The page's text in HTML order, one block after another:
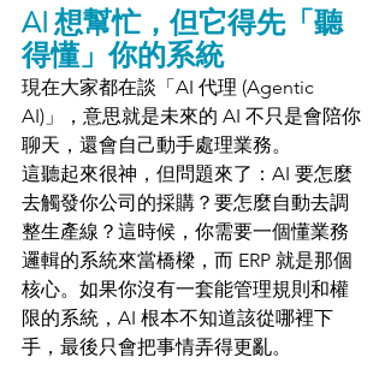
AI 想幫忙，但它得先「聽
得懂」你的系統
現在大家都在談「AI 代理 (Agentic
AI)」，意思就是未來的 AI 不只是會陪你
聊天，還會自己動手處理業務。
這聽起來很神，但問題來了：AI 要怎麼
去觸發你公司的採購？要怎麼自動去調
整生產線？這時候，你需要一個懂業務
邏輯的系統來當橋樑，而 ERP 就是那個
核心。如果你沒有一套能管理規則和權
限的系統，AI 根本不知道該從哪裡下
手，最後只會把事情弄得更亂。